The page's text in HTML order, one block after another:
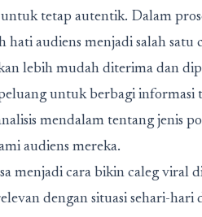
tetap autentik. Dalam
audiens menjadi salah satu
lebih mudah diterima dan
untuk berbagi informasi
mendalam tentang jenis
audiens mereka.
menjadi cara bikin caleg viral
dengan situasi sehari-